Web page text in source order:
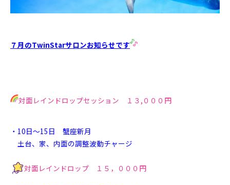
７月のTwinStarサロンお知らせです
対面レインドロップセッション １３,０００円
・10日～15日 蟹座新月
土台、家、内面の調整波動チャージ
対面 レインドロップ １５，０００円